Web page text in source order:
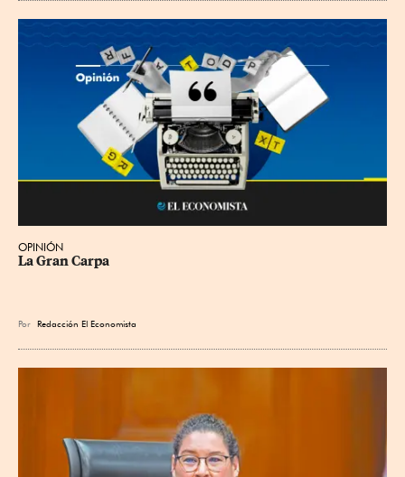
OPINIÓN
La Gran Carpa
Por Redacción El Economista